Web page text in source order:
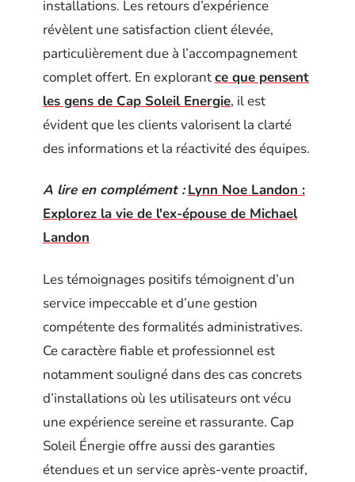
installations. Les retours d’expérience
révèlent une satisfaction client élevée,
particulièrement due à l’accompagnement
complet offert. En explorantce que pensent
les gens de Cap Soleil Energie, il est
évident que les clients valorisent la clarté
des informations et la réactivité des équipes.
A lire en complément : Lynn Noe Landon :
Explorez la vie de l'ex-épouse de Michael
Landon
Les témoignages positifs témoignent d’un
service impeccable et d’une gestion
compétente des formalités administratives.
Ce caractère fiable et professionnel est
notamment souligné dans des cas concrets
d’installations où les utilisateurs ont vécu
une expérience sereine et rassurante. Cap
Soleil Énergie offre aussi des garanties
étendues et un service après-vente proactif,